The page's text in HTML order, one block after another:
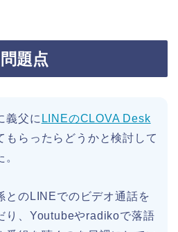
題点
義父に LINEのCLOVA Desk
もらったらどうかと検討して
とのLINEでのビデオ通話を
り、Youtubeやradikoで落語